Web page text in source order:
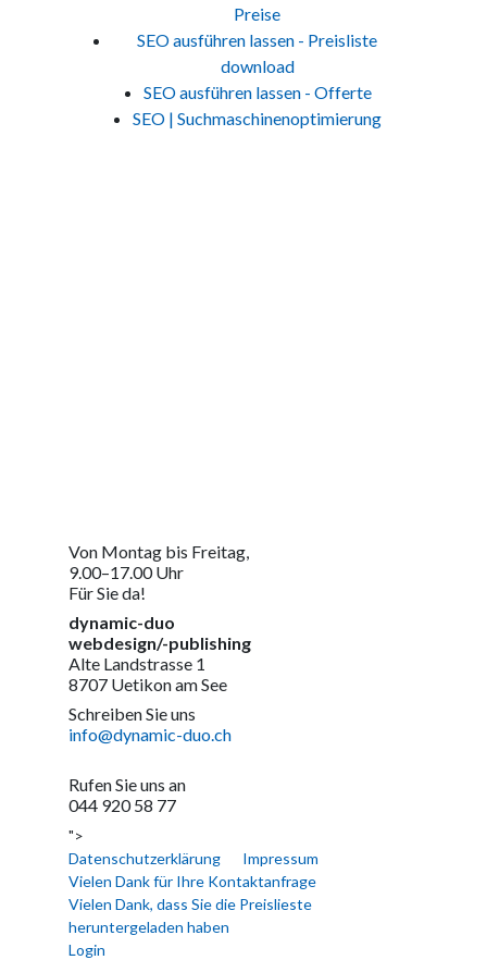
Preise
SEO ausführen lassen - Preisliste
download
SEO ausführen lassen - Offerte
SEO | Suchmaschinenoptimierung
Von Montag bis Freitag,
9.00–17.00 Uhr
Für Sie da!
dynamic-duo
webdesign/-publishing
Alte Landstrasse 1
8707 Uetikon am See
Schreiben Sie uns
info@dynamic-duo.ch
Rufen Sie uns an
044 920 58 77
">
Datenschutzerklärung
Impressum
Vielen Dank für Ihre Kontaktanfrage
Vielen Dank, dass Sie die Preislieste
heruntergeladen haben
Login